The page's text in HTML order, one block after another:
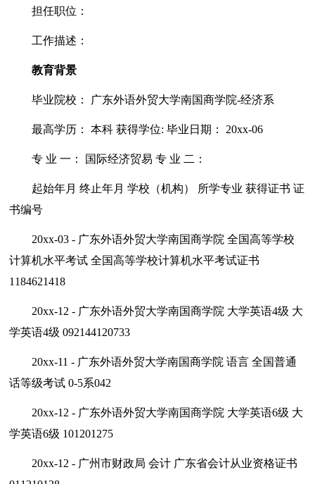
担任职位：
工作描述：
教育背景
毕业院校： 广东外语外贸大学南国商学院-经济系
最高学历： 本科 获得学位: 毕业日期： 20xx-06
专 业 一： 国际经济贸易 专 业 二：
起始年月 终止年月 学校（机构） 所学专业 获得证书 证
书编号
20xx-03 - 广东外语外贸大学南国商学院 全国高等学校
计算机水平考试 全国高等学校计算机水平考试证书
1184621418
20xx-12 - 广东外语外贸大学南国商学院 大学英语4级 大
学英语4级 092144120733
20xx-11 - 广东外语外贸大学南国商学院 语言 全国普通
话等级考试 0-5系042
20xx-12 - 广东外语外贸大学南国商学院 大学英语6级 大
学英语6级 101201275
20xx-12 - 广州市财政局 会计 广东省会计从业资格证书